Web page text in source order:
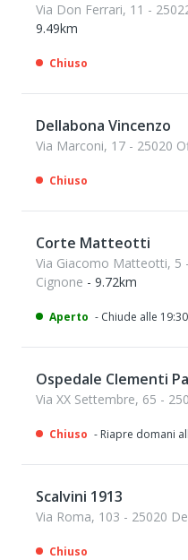
Via Don Ferrari, 11 -
9.49km
Chiuso
Dellabona Vincenzo
Via Marconi, 17 - 25020
Chiuso
Corte Matteotti
Via Giacomo Matteotti, 5
Cignone - 9.72km
Aperto - Chiude alle 19:30
Ospedale Clementi
Via XX Settembre, 65 -
Chiuso - Riapre domani
Scalvini 1913
Via Roma, 103 - 25020
Chiuso